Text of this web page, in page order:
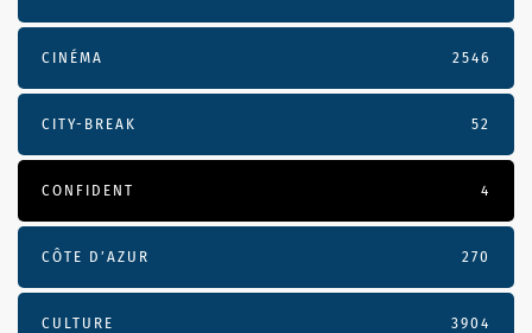
CINÉMA 2546
CITY-BREAK 52
CONFIDENT 4
CÔTE D’AZUR 270
CULTURE 3904